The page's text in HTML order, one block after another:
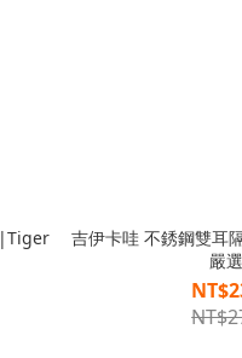
|Tiger
吉伊卡哇 不銹鋼雙耳
嚴選